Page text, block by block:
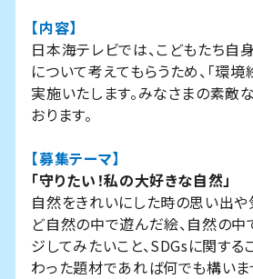
【内容】
日本海テレビでは、こどもたち
について考えてもらうため、「環境
実施いたします。みなさまの素敵
おります。
【募集テーマ】
「守りたい！私の大好きな自然」
自然をきれいにした時の思い出や
ど自然の中で遊んだ絵、自然の中
ジしてみたいこと、SDGsに関する
わった題材であれば何でも構いま